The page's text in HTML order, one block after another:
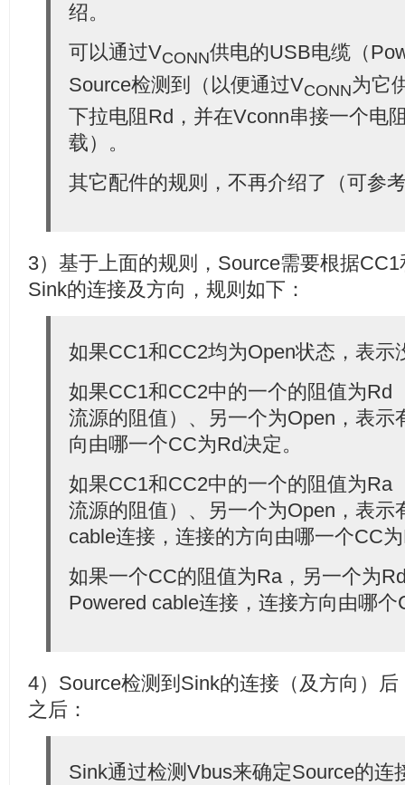
绍。
可以通过VCONN供电的USB电缆（
Source检测到（以便通过VCONN为它
下拉电阻Rd，并在Vconn串接一个电
载）。
其它配件的规则，不再介绍了（可参
3）基于上面的规则，Source需要根据
Sink的连接及方向，规则如下：
如果CC1和CC2均为Open状态，表示
如果CC1和CC2中的一个的阻值为Rd
流源的阻值）、另一个为Open，表示
向由哪一个CC为Rd决定。
如果CC1和CC2中的一个的阻值为Ra
流源的阻值）、另一个为Open，表示
cable连接，连接的方向由哪一个CC
如果一个CC的阻值为Ra，另一个为
Powered cable连接，连接方向由哪
4）Source检测到Sink的连接（及方向）
之后：
Sink通过检测Vbus来确定Source的连